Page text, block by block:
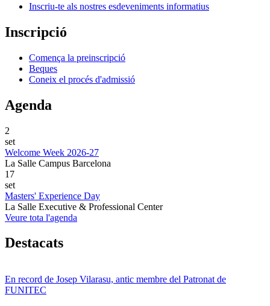
Inscriu-te als nostres esdeveniments informatius
Inscripció
Comença la preinscripció
Beques
Coneix el procés d'admissió
Agenda
2
set
Welcome Week 2026-27
La Salle Campus Barcelona
17
set
Masters' Experience Day
La Salle Executive & Professional Center
Veure tota l'agenda
Destacats
En record de Josep Vilarasu, antic membre del Patronat de
FUNITEC